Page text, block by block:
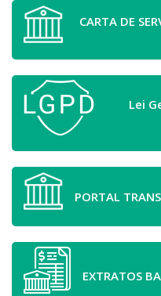
CARTA DE
Lei
PORTAL
EXTRATOS